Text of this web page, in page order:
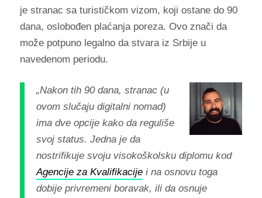
je stranac sa turističkom vizom, koji ostane do 90
dana, oslobođen plaćanja poreza. Ovo znači da
može potpuno legalno da stvara iz Srbije u
navedenom periodu.
„Nakon tih 90 dana, stranac (u
ovom slučaju digitalni nomad)
ima dve opcije kako da reguliše
svoj status. Jedna je da
nostrifikuje svoju visokoškolsku diplomu kod
Agencije za Kvalifikacijei na osnovu toga
dobije privremeni boravak, ili da osnuje